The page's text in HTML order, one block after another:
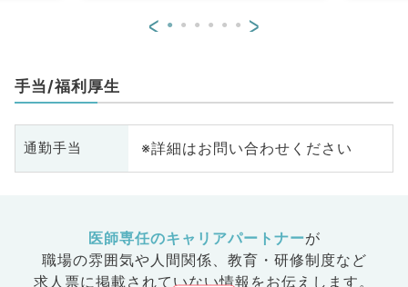
< >
手当/福利厚生
通勤手当 ※詳細はお問い合わせください
医師専任のキャリアパートナーが
職場の雰囲気や人間関係、 教育・研修制度など
求人票に掲載されていない情報をお伝えします。